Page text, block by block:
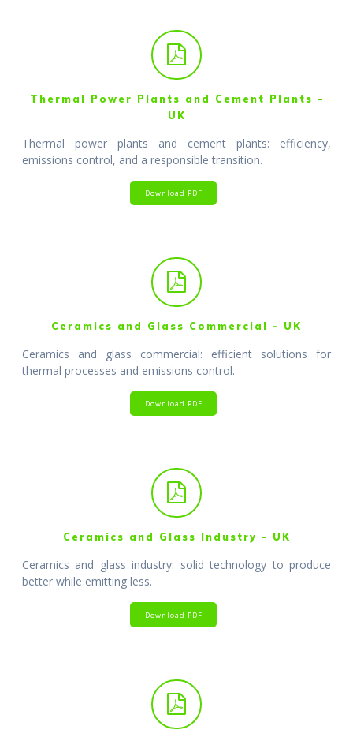
Thermal Power Plants and Cement Plants –
UK
Thermal power plants and cement plants: efficiency,
emissions control, and a responsible transition.
Download PDF
Ceramics and Glass Commercial – UK
Ceramics and glass commercial: efficient solutions for
thermal processes and emissions control.
Download PDF
Ceramics and Glass Industry – UK
Ceramics and glass industry: solid technology to produce
better while emitting less.
Download PDF